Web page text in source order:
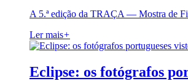
A 5.ª edição da TRAÇA — Mostra de
Ler mais+
Eclipse: os fotógrafos